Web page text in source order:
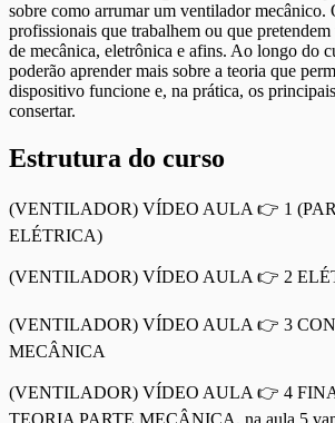
sobre como arrumar um ventilador mecânico.
profissionais que trabalhem ou que
de mecânica, eletrônica e afins. Ao longo do
poderão aprender mais sobre a teoria que
dispositivo funcione e, na prática, os
consertar.
Estrutura do curso
(VENTILADOR) VÍDEO AULA 👉 1
ELÉTRICA)
(VENTILADOR) VÍDEO AULA 👉 2
(VENTILADOR) VÍDEO AULA 👉 3
MECÂNICA
(VENTILADOR) VÍDEO AULA 👉 4